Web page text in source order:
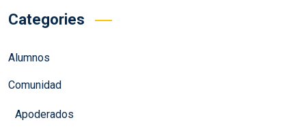
Categories
Alumnos
Comunidad
Apoderados